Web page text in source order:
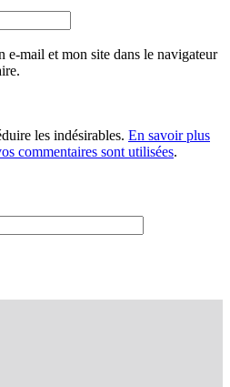
e-mail et mon site dans le navigateur
les indésirables. En savoir plus
commentaires sont utilisées.